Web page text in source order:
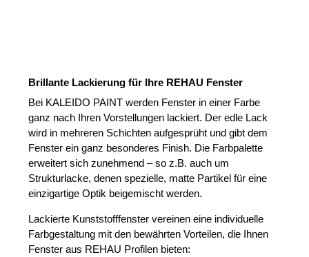
Brillante Lackierung für Ihre REHAU Fenster
Bei KALEIDO PAINT werden Fenster in einer Farbe
ganz nach Ihren Vorstellungen lackiert. Der edle Lack
wird in mehreren Schichten aufgesprüht und gibt dem
Fenster ein ganz besonderes Finish. Die Farbpalette
erweitert sich zunehmend – so z.B. auch um
Strukturlacke, denen spezielle, matte Partikel für eine
einzigartige Optik beigemischt werden.
Lackierte Kunststofffenster vereinen eine individuelle
Farbgestaltung mit den bewährten Vorteilen, die Ihnen
Fenster aus REHAU Profilen bieten: